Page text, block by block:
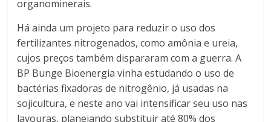
organominerais.
Há ainda um projeto para reduzir o uso dos
fertilizantes nitrogenados, como amônia e ureia,
cujos preços também dispararam com a guerra. A
BP Bunge Bioenergia vinha estudando o uso de
bactérias fixadoras de nitrogênio, já usadas na
sojicultura, e neste ano vai intensificar seu uso nas
lavouras, planejando substituir até 80% dos